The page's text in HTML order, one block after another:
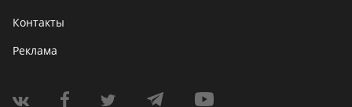
Контакты
Реклама